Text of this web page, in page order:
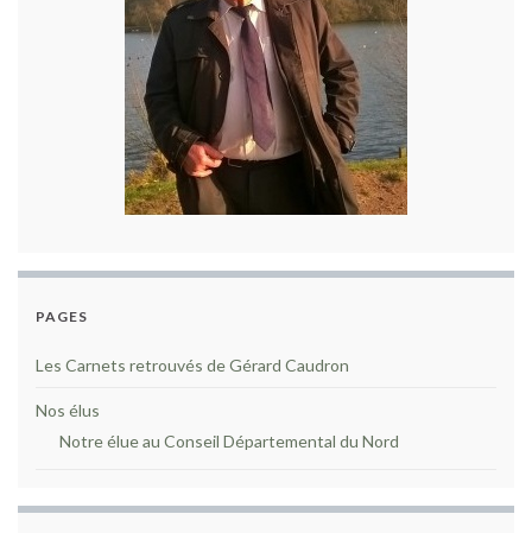
PAGES
Les Carnets retrouvés de Gérard Caudron
Nos élus
Notre élue au Conseil Départemental du Nord